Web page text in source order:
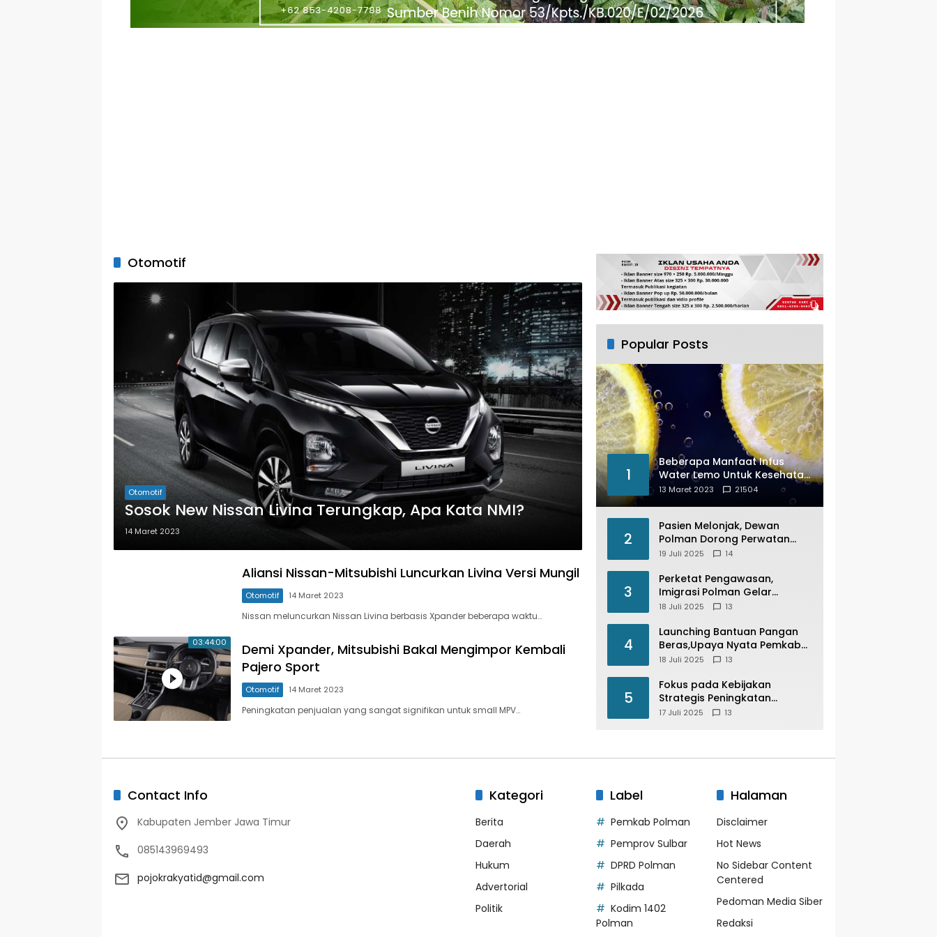
Otomotif
Otomotif
Sosok New Nissan Livina Terungkap, Apa Kata NMI?
14 Maret 2023
Aliansi Nissan-Mitsubishi Luncurkan Livina Versi Mungil
Otomotif 14 Maret 2023
Nissan meluncurkan Nissan Livina berbasis Xpander beberapa waktu…
03:44:00
Demi Xpander, Mitsubishi Bakal Mengimpor Kembali
Pajero Sport
Otomotif 14 Maret 2023
Peningkatan penjualan yang sangat signifikan untuk small MPV…
Popular Posts
1
Beberapa Manfaat Infus
Water Lemo Untuk Kesehatan
Anda
13 Maret 2023 21504
2
Pasien Melonjak, Dewan
Polman Dorong Perwatan
Inap PKM Wonomulyo
19 Juli 2025 14
3
Perketat Pengawasan,
Imigrasi Polman Gelar
Operasi Pengawasan
Serentak disemua Daerah di
Indonesia
18 Juli 2025 13
4
Launching Bantuan Pangan
Beras,Upaya Nyata Pemkab
Polman Stabilkan Harga
18 Juli 2025 13
5
Fokus pada Kebijakan
Strategis Peningkatan
Layanan, Imigrasi Tunda
17 Juli 2025 13
Contact Info
Kabupaten Jember Jawa Timur
085143969493
pojokrakyatid@gmail.com
Kategori
Berita
Daerah
Hukum
Advertorial
Politik
Label
Pemkab Polman
Pemprov Sulbar
DPRD Polman
Pilkada
Kodim 1402
Polman
Halaman
Disclaimer
Hot News
No Sidebar Content
Centered
Pedoman Media Siber
Redaksi